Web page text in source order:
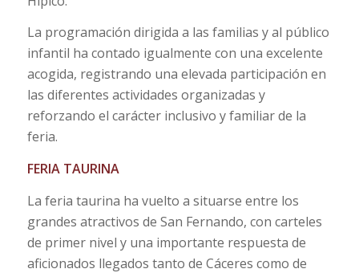
La programación dirigida a las familias y al público
infantil ha contado igualmente con una excelente
acogida, registrando una elevada participación en
las diferentes actividades organizadas y
reforzando el carácter inclusivo y familiar de la
feria.
FERIA TAURINA
La feria taurina ha vuelto a situarse entre los
grandes atractivos de San Fernando, con carteles
de primer nivel y una importante respuesta de
aficionados llegados tanto de Cáceres como de